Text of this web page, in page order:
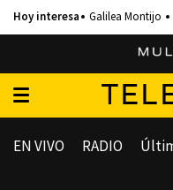
Galilea Montijo
EN VIVO RADIO